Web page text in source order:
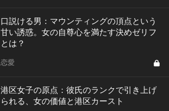
口説ける男：マウンティングの頂点という
甘い誘惑。女の自尊心を満たす決めゼリフ
とは？
恋愛
港区女子の原点：彼氏のランクで引き上げ
られる、女の価値と港区カースト